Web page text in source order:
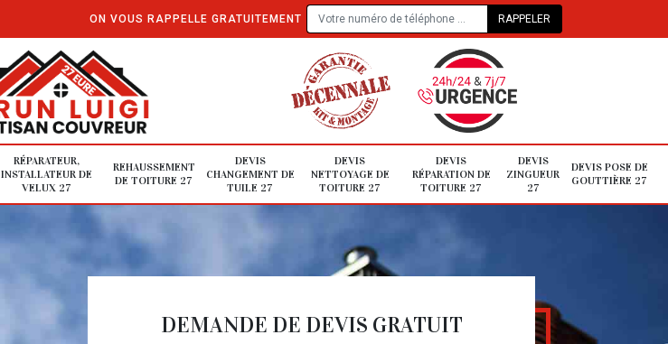
ON VOUS RAPPELLE GRATUITEMENT
RÉPARATEUR,
INSTALLATEUR DE
VELUX 27
REHAUSSEMENT
DE TOITURE 27
DEVIS
CHANGEMENT DE
TUILE 27
DEVIS
NETTOYAGE DE
TOITURE 27
DEVIS
RÉPARATION DE
TOITURE 27
DEVIS
ZINGUEUR
27
DEVIS POSE DE
GOUTTIÈRE 27
DEMANDE DE DEVIS GRATUIT